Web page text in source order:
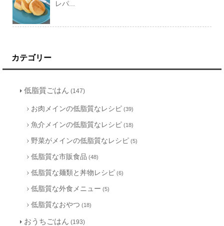
レパ...
カテゴリー
低脂質ごはん (147)
お肉メインの低脂質なレシピ (39)
魚介メインの低脂質なレシピ (18)
野菜がメインの低脂質なレシピ (5)
低脂質な市販食品 (48)
低脂質な麺類と丼物レシピ (6)
低脂質な外食メニュー (5)
低脂質なおやつ (18)
おうちごはん (193)